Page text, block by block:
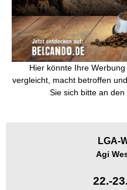
Hier könnte Ihre
vergleicht, macht betroffen
Sie sich bitte an
LGA-
Agi
22.-